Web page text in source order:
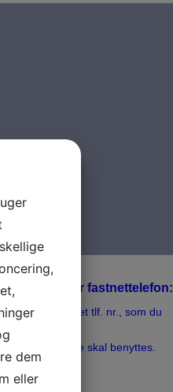
du kun har fastnettelefon:
er der oplyst et tlf. nr., som du
parat, da dette skal benyttes.
dem
eller